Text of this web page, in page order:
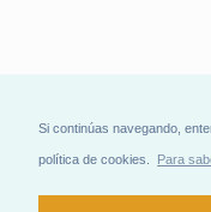
Si continúas navegando,
política de cookies. Para